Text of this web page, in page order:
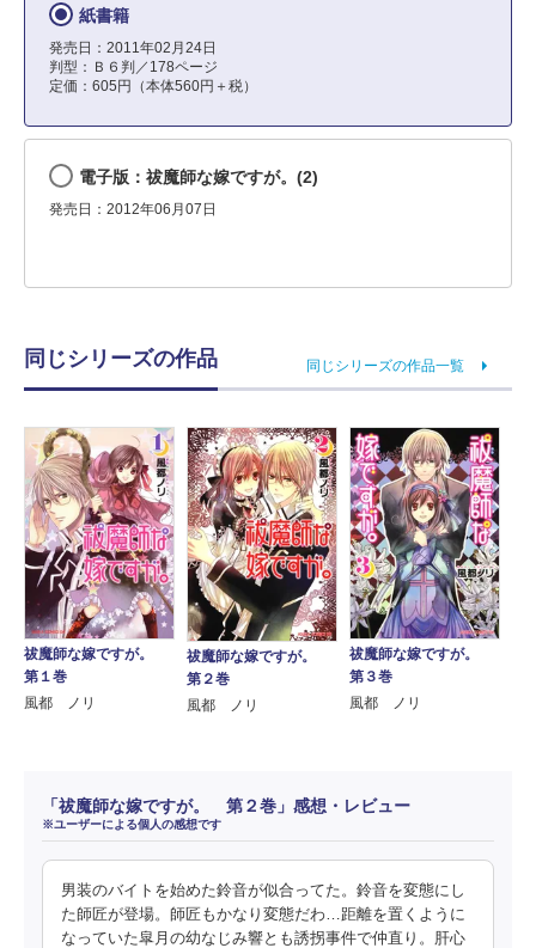
紙書籍
発売日：2011年02月24日
判型：Ｂ６判／178ページ
定価：605円（本体560円＋税）
電子版：祓魔師な嫁ですが。(2)
発売日：2012年06月07日
同じシリーズの作品 同じシリーズの作品一覧
祓魔師な嫁ですが。
第１巻
風都 ノリ
祓魔師な嫁ですが。
第２巻
風都 ノリ
祓魔師な嫁ですが。
第３巻
風都 ノリ
「祓魔師な嫁ですが。 第２巻」感想・レビュー
※ユーザーによる個人の感想です
男装のバイトを始めた鈴音が似合ってた。鈴音を変態にし
た師匠が登場。師匠もかなり変態だわ…距離を置くように
なっていた皐月の幼なじみ響とも誘拐事件で仲直り。肝心